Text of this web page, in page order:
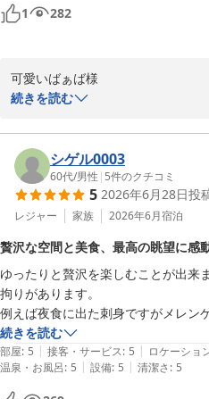
スタッフ一同大変励みとなっており
この度はご宿泊ならびに温かな
申し上げます。
naoyasai様のまたのお越しをスタ
おります。
長良川温泉 十八楼
2026-07-23
した。
また時節柄、ロビーに大きな笹が飾
お風呂までの通路には、塗りや焼き
たり飽きずに歩くことができます。
1 282
可愛いばぁば様
大切なお母様とのご旅行に、そし
して当館をお選びいただき心より
お部屋からご覧いただく鵜飼舟の
ど、当館ならではの風情をお楽し
またお見送りをさせていただいた
し大変励みとなっております。
お料理につきましてもご満足いた
また「眼福・口福」とのお言葉は
な喜びでございます。
七夕の短冊や館内の調度品など、
続きを読む
シゲル0003
60代/男性 | 5件のクチコミ
5 2026年6月28日投
レジャー 家族 2026年6月宿泊
贅沢な空間と美食、最高の眺望に感
ゆったりと贅沢を楽しむことが出来
拘りがあります。
例えば夜食に出た刺身ですがメレン
ぞ。
これが無茶苦茶美味かった。この泡
たらすぐ購入します。
また地元名産の鮎も身がふっくらし
続きを読む
部屋: 5 | 接客・サービス: 5 | ロケーショ
温泉・お風呂: 5 | 設備: 5 | 清潔さ: 5